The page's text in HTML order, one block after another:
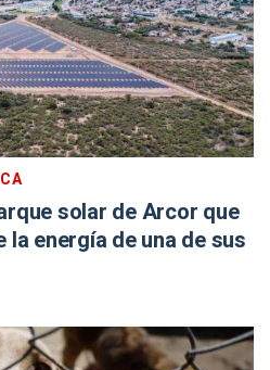
solar de Arcor que
la energía de una de sus